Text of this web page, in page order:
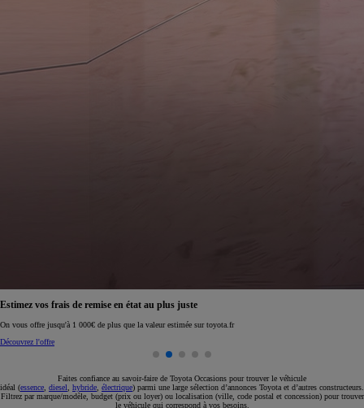
Réservez en ligne votre occasion pour 1€ seulement
Réservez en ligne
Faites confiance au savoir-faire de Toyota Occasions pour trouver le véhicule
idéal (essence diesel hybride électrique) parmi une large sélection d’annonces Toyota et d’autres constructeurs.
Filtrez par marque/modèle, budget (prix ou loyer) ou localisation (ville, code postal et concession) pour trouver
le véhicule qui correspond à vos besoins.